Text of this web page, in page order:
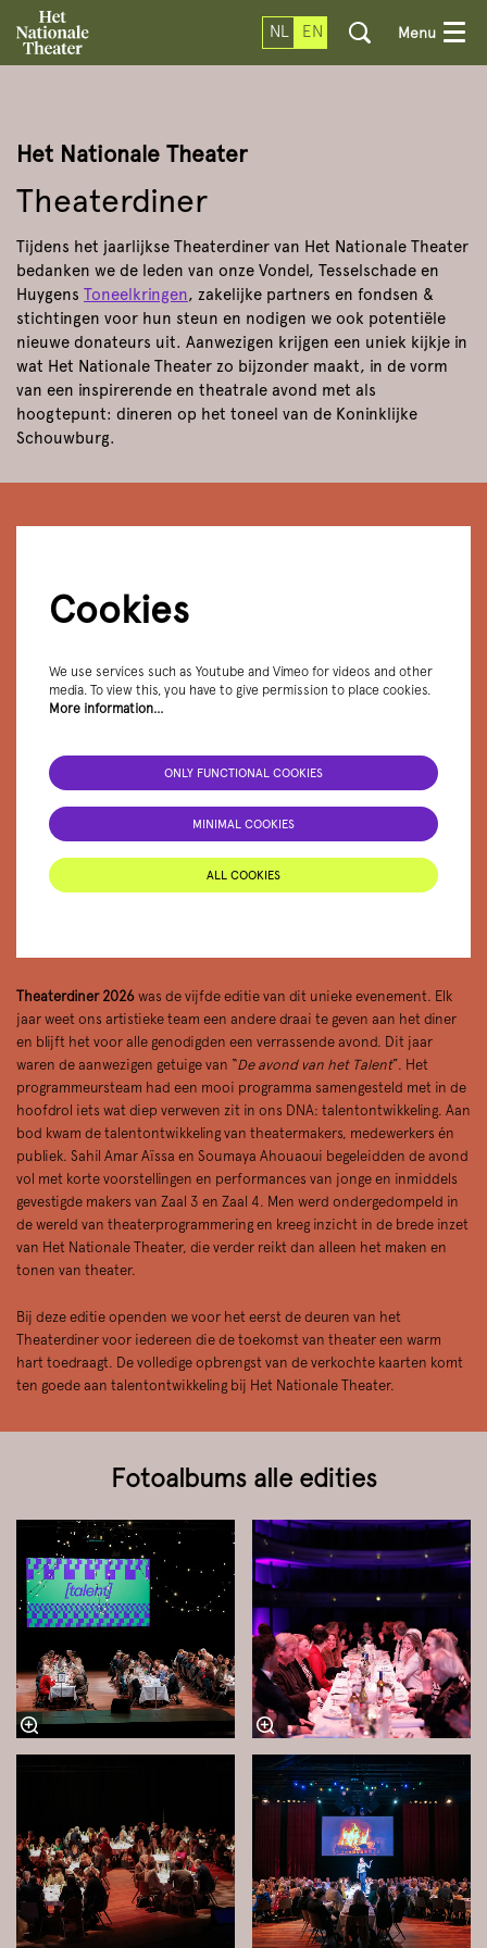
NL EN Menu
Het Nationale Theater
Theaterdiner
Tijdens het jaarlijkse Theaterdiner van Het Nationale Theater
bedanken we de leden van onze Vondel, Tesselschade en
Huygens Toneelkringen, zakelijke partners en fondsen &
stichtingen voor hun steun en nodigen we ook potentiële
nieuwe donateurs uit. Aanwezigen krijgen een uniek kijkje in
wat Het Nationale Theater zo bijzonder maakt, in de vorm
van een inspirerende en theatrale avond met als
hoogtepunt: dineren op het toneel van de Koninklijke
Schouwburg.
Cookies
We use services such as Youtube and Vimeo for videos and other
media. To view this, you have to give permission to place cookies.
More information…
ONLY FUNCTIONAL COOKIES
MINIMAL COOKIES
ALL COOKIES
Theaterdiner 2026 was de vijfde editie van dit unieke evenement. Elk
jaar weet ons artistieke team een andere draai te geven aan het diner
en blijft het voor alle genodigden een verrassende avond. Dit jaar
waren de aanwezigen getuige van “De avond van het Talent”. Het
programmeursteam had een mooi programma samengesteld met in de
hoofdrol iets wat diep verweven zit in ons DNA: talentontwikkeling. Aan
bod kwam de talentontwikkeling van theatermakers, medewerkers én
publiek. Sahil Amar Aïssa en Soumaya Ahouaoui begeleidden de avond
vol met korte voorstellingen en performances van jonge en inmiddels
gevestigde makers van Zaal 3 en Zaal 4. Men werd ondergedompeld in
de wereld van theaterprogrammering en kreeg inzicht in de brede inzet
van Het Nationale Theater, die verder reikt dan alleen het maken en
tonen van theater.
Bij deze editie openden we voor het eerst de deuren van het
Theaterdiner voor iedereen die de toekomst van theater een warm
hart toedraagt. De volledige opbrengst van de verkochte kaarten komt
ten goede aan talentontwikkeling bij Het Nationale Theater.
Fotoalbums alle edities